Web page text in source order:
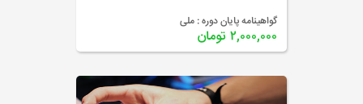
گواهینامه پایان دوره : ملی
۲,۰۰۰,۰۰۰ تومان